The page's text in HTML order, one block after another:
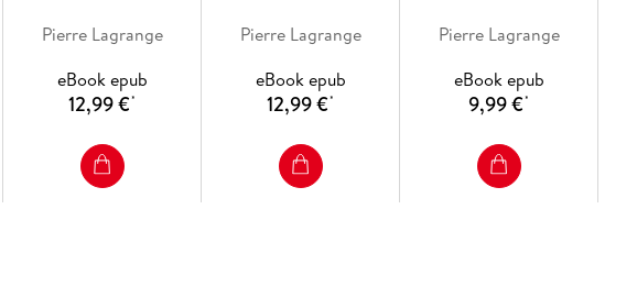
Pierre Lagrange
eBook epub
12,99 €*
Pierre Lagrange
eBook epub
12,99 €*
Pierre Lagrange
eBook epub
9,99 €*